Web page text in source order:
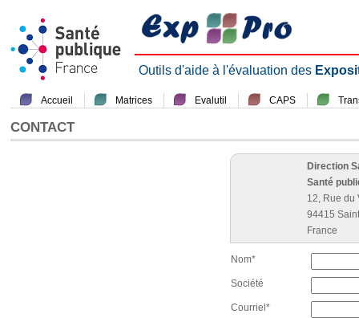
Outils d'aide à l'évaluation des
Accueil Matrices Evalutil CAPS
CONTACT
Direction
Santé
12, Rue du
94415
France
Nom*
Société
Courriel*